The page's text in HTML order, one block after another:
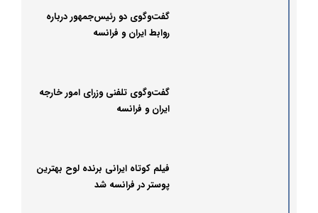
گفت‌وگوی دو رئیس‌جمهور درباره
روابط ایران و فرانسه
گفت‌وگوی تلفنی وزرای امور خارجه
ایران و فرانسه
فیلم کوتاه ایرانی برنده لوح بهترین
پوستر در فرانسه شد